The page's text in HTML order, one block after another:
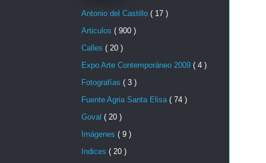
Antonio del Castillo ( 17 )
Articulos ( 900 )
Calles ( 20 )
Expo Arte Contemporáneo 2009 ( 4 )
Fotografías ( 3 )
Fuente Agria Santa Elisa ( 74 )
Goval ( 20 )
Imágenes ( 9 )
Indices ( 20 )